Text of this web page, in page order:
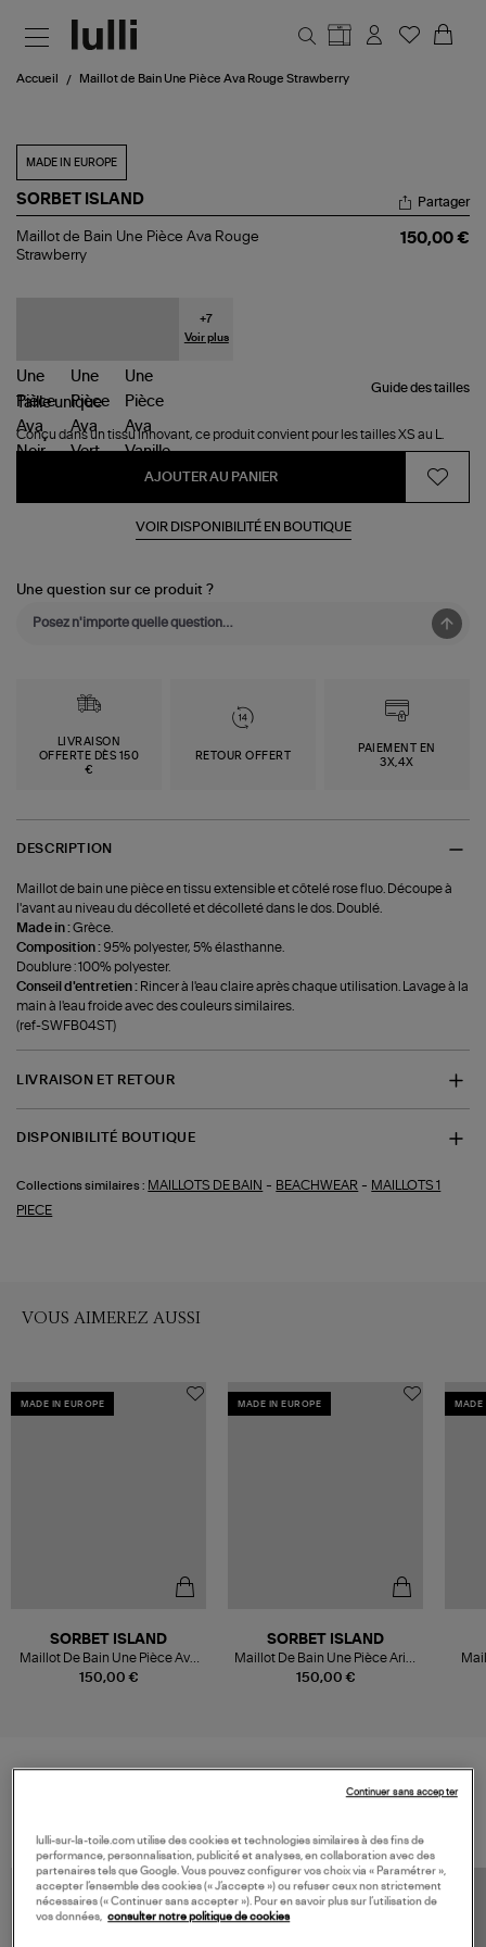
Accueil Maillot de Bain Une Pièce Ava Rouge Strawberry
MADE IN EUROPE
SORBET ISLAND
Maillot
de
Partager
Maillot de Bain Une Pièce Ava Rouge
Strawberry
150,00 €
+7
Voir plus
Guide des tailles
Tailleunique
Conçu dans un tissu innovant, ce produit convient pour les tailles XS au L.
AJOUTER AU PANIER
VOIR DISPONIBILITÉ EN BOUTIQUE
Une question sur ce produit ?
LIVRAISON
OFFERTE DÈS 150
€
RETOUR OFFERT
PAIEMENT EN
3X,4X
DESCRIPTION
Maillot de bain une pièce en tissu extensible et côtelé rose fluo. Découpe à
l'avant au niveau du décolleté et décolleté dans le dos. Doublé.
Made in :Grèce.
Composition : 95% polyester, 5% élasthanne.
Doublure : 100% polyester.
Conseil d'entretien : Rincer à l'eau claire après chaque utilisation. Lavage à la
main à l'eau froide avec des couleurs similaires.
(ref-SWFB04ST)
LIVRAISON ET RETOUR
DISPONIBILITÉ BOUTIQUE
Collections similaires : MAILLOTS DE BAIN - BEACHWEAR - MAILLOTS 1
PIECE
VOUS AIMEREZ AUSSI
MADE IN EUROPE
150,00 €
SORBET ISLAND
Maillot De Bain Une Pièce Ava
Candy
MADE IN EUROPE
150,00 €
SORBET ISLAND
Maillot De Bain Une Pièce Ariel
Candy
MADE
lulli-sur-la-toile.com utilise des cookies et technologies similaires à des fins de
performance, personnalisation, publicité et analyses, en collaboration avec des
partenaires tels que Google. Vous pouvez configurer vos choix via « Paramétrer »,
accepter l’ensemble des cookies (« J’accepte ») ou refuser ceux non strictement
nécessaires (« Continuer sans accepter »). Pour en savoir plus sur l’utilisation de
vos données, consulter notre politique de cookies
Continuer sans accepter